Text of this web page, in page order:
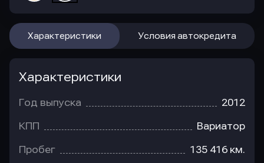
Характеристики Условия автокредита
Характеристики
Год выпуска 2012
КПП Вариатор
Пробег 135 416 км.